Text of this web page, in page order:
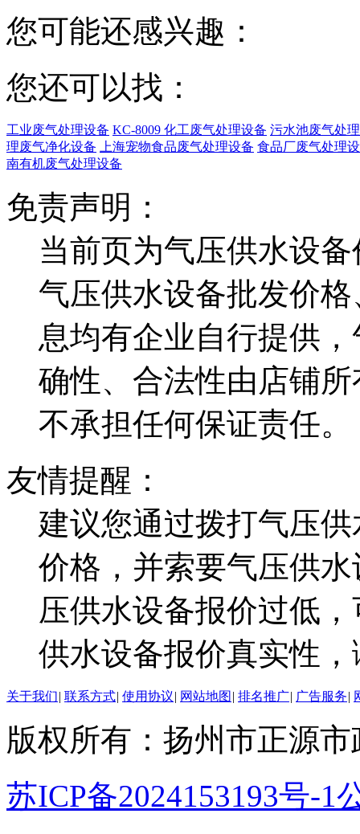
您可能还感兴趣：
您还可以找：
工业废气处理设备 KC-8009 化工废气处理设备 污水池废气处
理废气净化设备
上海宠物食品废气处理设备 食品厂废气处理
南有机废气处理设备
免责声明：
当前页为气压供水设
气压供水设备批发价
息均有企业自行提供
确性、合法性由店铺
不承担任何保证责任。
友情提醒：
建议您通过拨打气压
价格，并索要气压供
压供水设备报价过低
供水设备报价真实性
关于我们| 联系方式| 使用协议| 网站地图 | 排名推广| 广告服务|
版权所有：扬州市正源
苏ICP备2024153193号-1